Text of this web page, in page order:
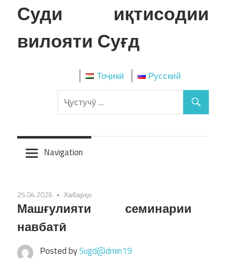
Skip
to
Суди иқтисодии
вилояти Суғд
Тоҷикӣ Русский
Navigation
25.04.2026 Хабарҳо
Машғулияти семинарии
навбатӣ
Posted bySugd@dmin19